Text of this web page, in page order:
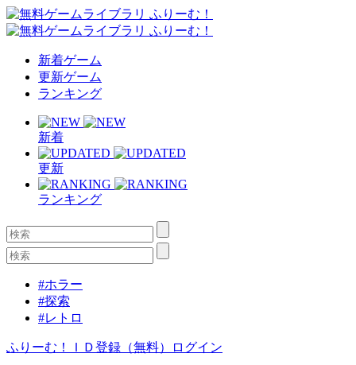
新着ゲーム
更新ゲーム
ランキング
新着
更新
ランキング
#ホラー
#探索
#レトロ
ふりーむ！ＩＤ登録（無料） ログイン